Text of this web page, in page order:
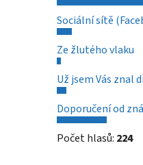
Sociální sítě
Ze žlutého vlaku
Už jsem Vás znal
Doporučení od
Počet hlasů: 224